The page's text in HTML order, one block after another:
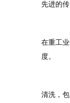
先进的
在重工
度。
清洗，